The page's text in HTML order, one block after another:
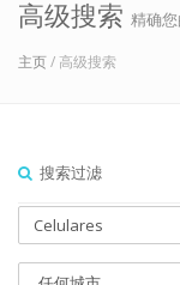
高级搜索 精确
主页/ 高级搜索
搜索过滤